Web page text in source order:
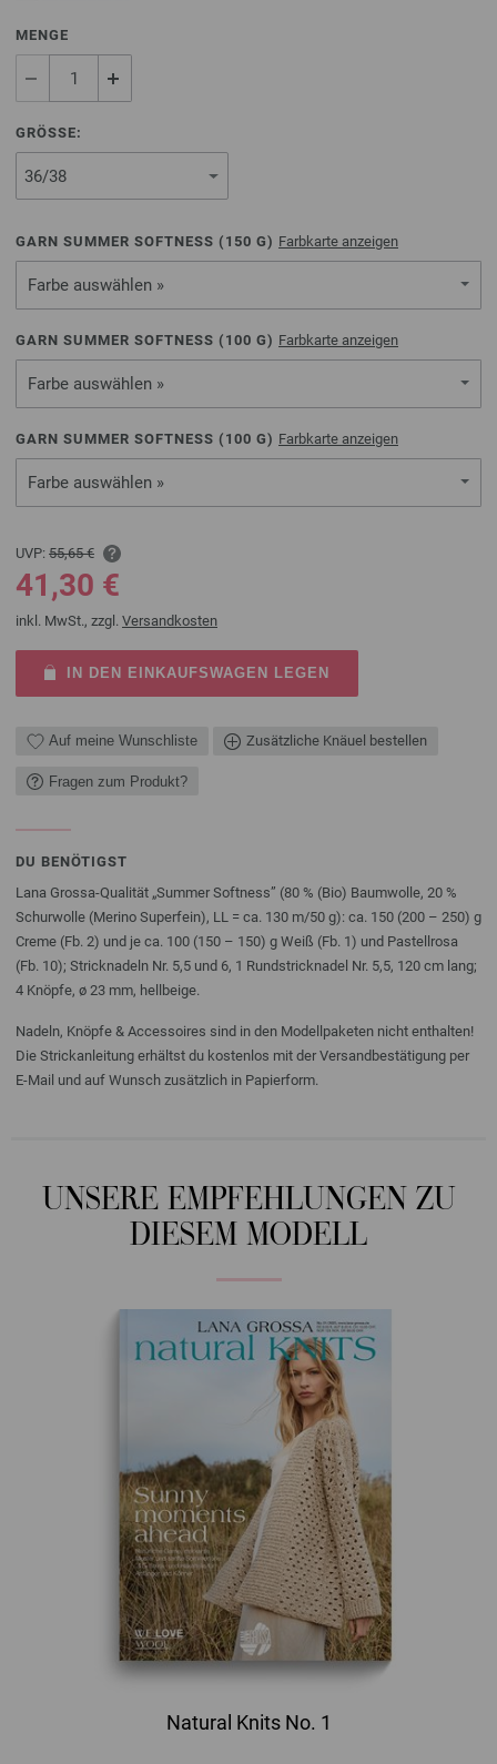
MENGE
GRÖSSE:
GARN SUMMER SOFTNESS ( 150 G) Farbkarte anzeigen
Farbe auswählen »
GARN SUMMER SOFTNESS ( 100 G) Farbkarte anzeigen
Farbe auswählen »
GARN SUMMER SOFTNESS ( 100 G) Farbkarte anzeigen
Farbe auswählen »
UVP: 55,65 €
41,30 €
inkl. MwSt., zzgl. Versandkosten
IN DEN EINKAUFSWAGEN LEGEN
Auf meine Wunschliste Zusätzliche Knäuel bestellen
Fragen zum Produkt?
DU BENÖTIGST
Lana Grossa-Qualität „Summer Softness” (80 % (Bio) Baumwolle, 20 %
Schurwolle (Merino Superfein), LL = ca. 130 m/50 g): ca. 150 (200 – 250) g
Creme (Fb. 2) und je ca. 100 (150 – 150) g Weiß (Fb. 1) und Pastellrosa
(Fb. 10); Stricknadeln Nr. 5,5 und 6, 1 Rundstricknadel Nr. 5,5, 120 cm lang;
4 Knöpfe, ø 23 mm, hellbeige.
Nadeln, Knöpfe & Accessoires sind in den Modellpaketen nicht enthalten!
Die Strickanleitung erhältst du kostenlos mit der Versandbestätigung per
E-Mail und auf Wunsch zusätzlich in Papierform.
UNSERE EMPFEHLUNGEN ZU
DIESEM MODELL
Natural Knits No. 1